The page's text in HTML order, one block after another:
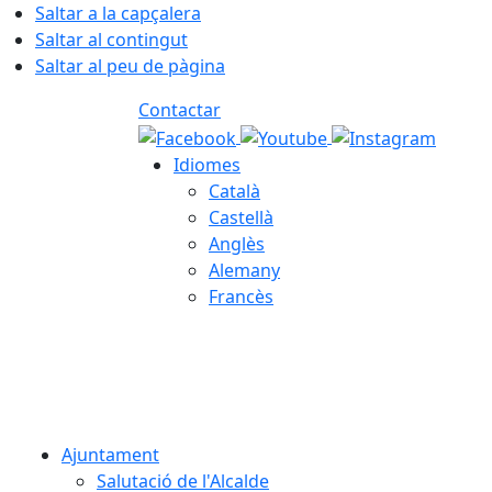
Saltar a la capçalera
Saltar al contingut
Saltar al peu de pàgina
Contactar
Idiomes
Català
Castellà
Anglès
Alemany
Francès
Ajuntament
Salutació de l'Alcalde